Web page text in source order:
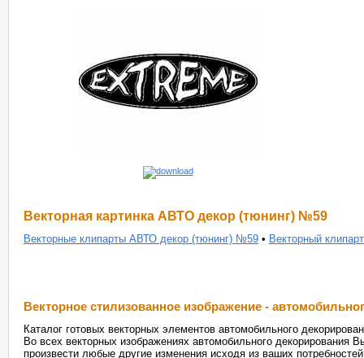
Векторная картинка АВТО декор (тюнинг) №59
Векторные клипарты АВТО декор (тюнинг) №59 • Векторный
Векторное стилизованное изображение -
Каталог готовых векторных элементов автомобильного
Во всех векторных изображениях автомобильного декорирования
произвести любые другие изменения исходя из ваших